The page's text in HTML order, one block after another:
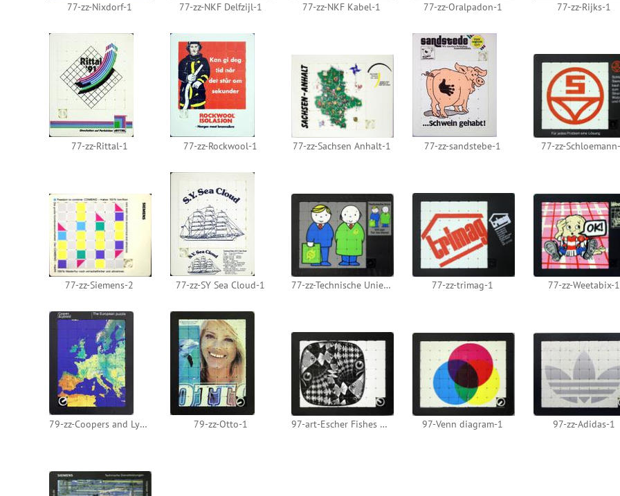
77-zz-Nixdorf-1 77-zz-NKF Delfzijl-1 77-zz-NKF Kabel-1 77-zz-Oralpadon-1 77-zz-Rijks-1
77-zz-Rittal-1 77-zz-Rockwool-1 77-zz-Sachsen Anhalt-1 77-zz-sandstebe-1 77-zz-
77-zz-Siemens-2 77-zz-SY Sea Cloud-1 77-zz-Technische Unie-1 77-zz-trimag-1 77-zz-Weetabix-1
79-zz-Coopers and Lybrand´s-2 79-zz-Otto-1 97-art-Escher Fishes and Scales 97-Venn diagram-1 97-zz-Adidas-1